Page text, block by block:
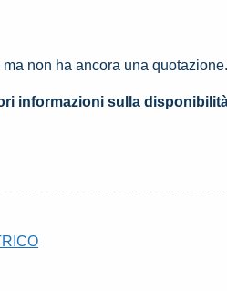
non ha ancora una
informazioni sulla